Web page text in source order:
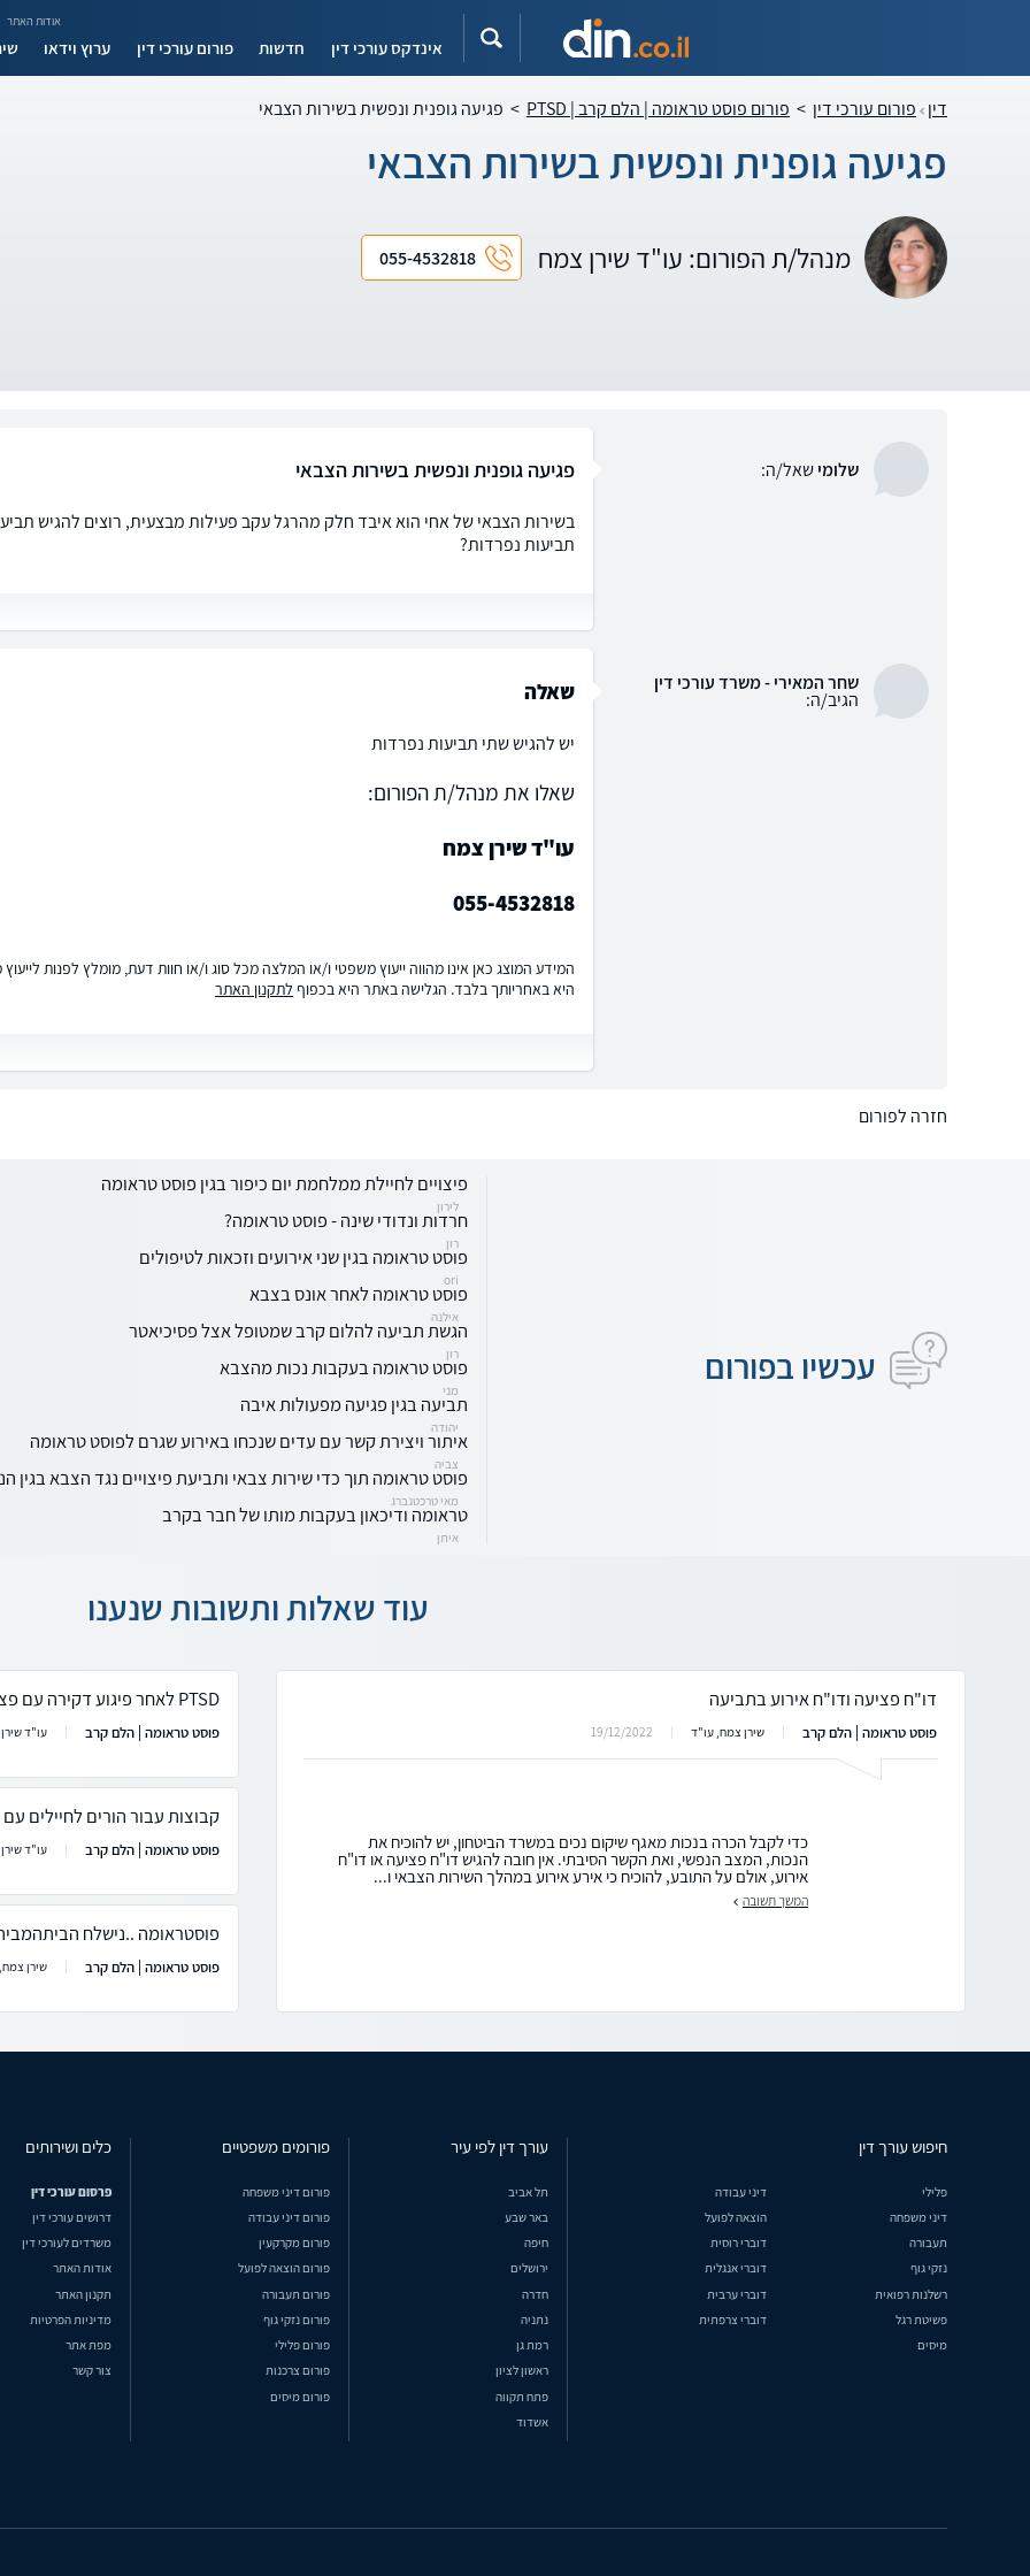
אודות האתר
אינדקס עורכי דין חדשות פורום עורכי דין ערוץ וידאו
דין פורום עורכי דין > פורום פוסט טראומה | הלם קרב | PTSD > פגיעה גופנית ונפשית בשירות הצבאי
פגיעה גופנית ונפשית בשירות הצבאי
מנהל/ת הפורום: עו"ד שירן צמח 055-4532818
שלומישאל/ה: פגיעה גופנית ונפשית בשירות הצבאי
בשירות הצבאי של אחי הוא איבד חלק מהרגל עקב פעילות מבצעית, רוצים להגיש
תביעות נפרדות?
שחר המאירי - משרד עורכי דין
הגיב/ה: שאלה
יש להגיש שתי תביעות נפרדות
שאלו את מנהל/ת הפורום:
עו"ד שירן צמח
055-4532818
המידע המוצג כאן אינו מהווה ייעוץ משפטי ו/או המלצה מכל סוג ו/או חוות דעת, מומלץ לפנות
היא באחריותך בלבד. הגלישה באתר היא בכפוף לתקנון האתר
חזרה לפורום
עכשיו בפורום
פיצויים לחיילת ממלחמת יום כיפור בגין פוסט טראומה
לירון
חרדות ונדודי שינה - פוסט טראומה?
רון
פוסט טראומה בגין שני אירועים וזכאות לטיפולים
ori
פוסט טראומה לאחר אונס בצבא
אילנה
הגשת תביעה להלום קרב שמטופל אצל פסיכיאטר
רון
פוסט טראומה בעקבות נכות מהצבא
מני
תביעה בגין פגיעה מפעולות איבה
יהודה
איתור ויצירת קשר עם עדים שנכחו באירוע שגרם לפוסט טראומה
צביה
פוסט טראומה תוך כדי שירות צבאי ותביעת פיצויים נגד הצבא בגין
מאי טרכטנברג
טראומה ודיכאון בעקבות מותו של חבר בקרב
איתן
עוד שאלות ותשובות שנענו
דו"ח פציעה ודו"ח אירוע בתביעה
פוסט טראומה | הלם קרב שירן צמח, עו"ד 19/12/2022
כדי לקבל הכרה בנכות מאגף שיקום נכים במשרד הביטחון, יש להוכיח את
הנכות, המצב הנפשי, ואת הקשר הסיבתי. אין חובה להגיש דו"ח פציעה או דו"ח
אירוע, אולם על התובע, להוכיח כי אירע אירוע במהלך השירות הצבאי ו...
המשך תשובה
PTSD לאחר פיגוע דקירה עם פציעה קלה
פוסט טראומה | הלם קרב עו"ד
קבוצות עבור הורים לחיילים עם PTSD
פוסט טראומה | הלם קרב עו"ד
פוסטראומה ..נישלח
פוסט טראומה | הלם קרב שירן
חיפוש עורך דין
פלילי
דיני עבודה
דיני משפחה
הוצאה לפועל
תעבורה
דוברי רוסית
נזקי גוף
דוברי אנגלית
רשלנות רפואית
דוברי ערבית
פשיטת רגל
דוברי צרפתית
מיסים
עורך דין לפי עיר
תל אביב
באר שבע
חיפה
ירושלים
חדרה
נתניה
רמת גן
ראשון לציון
פתח תקווה
אשדוד
פורומים משפטיים
פורום דיני משפחה
פורום דיני עבודה
פורום מקרקעין
פורום הוצאה לפועל
פורום תעבורה
פורום נזקי גוף
פורום פלילי
פורום צרכנות
פורום מיסים
כלים ושירותים
פרסום עורכי דין
דרושים עורכי דין
משרדים לעורכי דין
אודות האתר
תקנון האתר
מדיניות הפרטיות
מפת אתר
צור קשר